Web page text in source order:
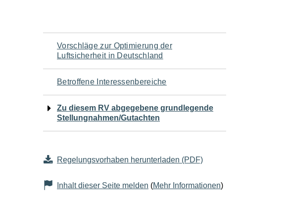
Navigation
für
den
Seiteninhalt
Vorschläge zur Optimierung der
Luftsicherheit in Deutschland
Betroffene Interessenbereiche
Zu diesem RV abgegebene grundlegende
Stellungnahmen/Gutachten
Regelungsvorhaben herunterladen (PDF)
Inhalt dieser Seite melden (Mehr Informationen)